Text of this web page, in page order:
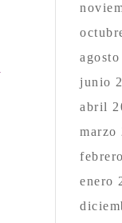
junio
abril
marzo
enero